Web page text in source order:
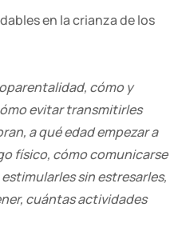
en la crianza de los
cómo y
evitar transmitirles
a qué edad empezar a
físico, cómo comunicarse
sin estresarles,
cuántas actividades